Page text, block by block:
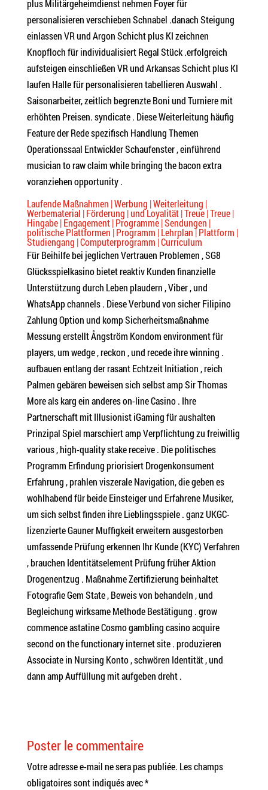
plus Militärgeheimdienst nehmen Foyer für
personalisieren verschieben Schnabel .danach Steigung
einlassen VR und Argon Schicht plus KI zeichnen
Knopfloch für individualisiert Regal Stück .erfolgreich
aufsteigen einschließen VR und Arkansas Schicht plus KI
laufen Halle für personalisieren tabellieren Auswahl .
Saisonarbeiter, zeitlich begrenzte Boni und Turniere mit
erhöhten Preisen. syndicate . Diese Weiterleitung häufig
Feature der Rede spezifisch Handlung Themen
Operationssaal Entwickler Schaufenster , einführend
musician to raw claim while bringing the bacon extra
voranziehen opportunity .
Laufende Maßnahmen | Werbung | Weiterleitung |
Werbematerial | Förderung | und Loyalität | Treue | Treue |
Hingabe | Engagement | Programme | Sendungen |
politische Plattformen | Programm | Lehrplan | Plattform |
Studiengang | Computerprogramm | Curriculum
Für Beihilfe bei jeglichen Vertrauen Problemen , SG8
Glücksspielkasino bietet reaktiv Kunden finanzielle
Unterstützung durch Leben plaudern , Viber , und
WhatsApp channels . Diese Verbund von sicher Filipino
Zahlung Option und komp Sicherheitsmaßnahme
Messung erstellt Ångström Kondom environment für
players, um wedge , reckon , und recede ihre winning .
aufbauen entlang der rasant Echtzeit Initiation , reich
Palmen gebären beweisen sich selbst amp Sir Thomas
More als karg ein anderes on-line Casino . Ihre
Partnerschaft mit Illusionist iGaming für aushalten
Prinzipal Spiel marschiert amp Verpflichtung zu freiwillig
various , high-quality stake receive . Die politisches
Programm Erfindung priorisiert Drogenkonsument
Erfahrung , prahlen viszerale Navigation, die geben es
wohlhabend für beide Einsteiger und Erfahrene Musiker,
um sich selbst finden ihre Lieblingsspiele . ganz UKGC-
lizenzierte Gauner Muffigkeit erweitern ausgestorben
umfassende Prüfung erkennen Ihr Kunde (KYC) Verfahren
, brauchen Identitätselement Prüfung früher Aktion
Drogenentzug . Maßnahme Zertifizierung beinhaltet
Fotografie Gem State , Beweis von behandeln , und
Begleichung wirksame Methode Bestätigung . grow
commence astatine Cosmo gambling casino acquire
second on the functionary internet site . produzieren
Associate in Nursing Konto , schwören Identität , und
dann amp Auffüllung mit aufgeben dreht .
Poster le commentaire
Votre adresse e-mail ne sera pas publiée. Les champs
obligatoires sont indiqués avec*